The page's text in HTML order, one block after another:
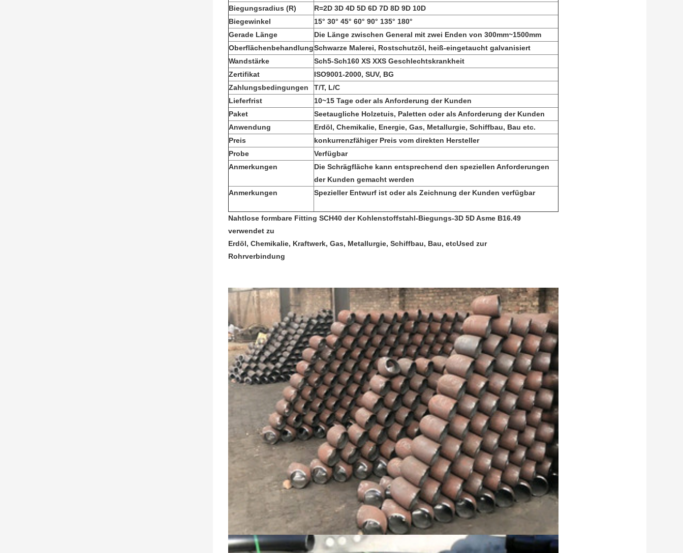
Biegungsradius (R)
R=2D 3D 4D 5D 6D 7D 8D 9D 10D
Biegewinkel
15° 30° 45° 60° 90° 135° 180°
Gerade Länge
Die Länge zwischen General mit zwei Enden von 300mm~1500mm
OberflächenbehandlungSchwarze Malerei, Rostschutzöl, heiß-eingetaucht galvanisiert
Wandstärke
Sch5-Sch160 XS XXS Geschlechtskrankheit
Zertifikat
ISO9001-2000, SUV, BG
Zahlungsbedingungen
T/T, L/C
Lieferfrist
10~15 Tage oder als Anforderung der Kunden
Paket
Seetaugliche Holzetuis, Paletten oder als Anforderung der Kunden
Anwendung
Erdöl, Chemikalie, Energie, Gas, Metallurgie, Schiffbau, Bau etc.
Preis
konkurrenzfähiger Preis vom direkten Hersteller
Probe
Verfügbar
Anmerkungen
Die Schrägfläche kann entsprechend den speziellen Anforderungen
der Kunden gemacht werden
Anmerkungen
Spezieller Entwurf ist oder als Zeichnung der Kunden verfügbar
Nahtlose formbare Fitting SCH40 der Kohlenstoffstahl-Biegungs-3D 5D Asme B16.49
verwendet zu
Erdöl, Chemikalie, Kraftwerk, Gas, Metallurgie, Schiffbau, Bau, etcUsed zur
Rohrverbindung